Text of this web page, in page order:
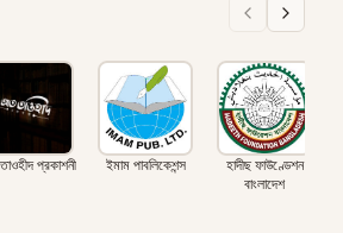
প্রকাশনী ইমাম পাবলিকেশন্স
হাদীছ ফাউণ্ডেশন
বাংলাদেশ